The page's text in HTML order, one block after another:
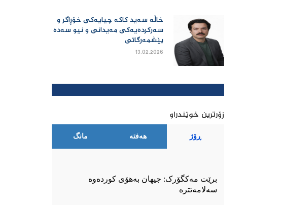
خاڵە سەید کاکە چیایەکی خۆڕاگر و
سەرکردەیەکی مەیدانی و نیو سەدە
پێشمەرگاتی
13.02.2026
زۆرترین خوێندراو
ڕۆژ هەفتە مانگ
برێت مەکگۆرک: جیهان بەهۆی کوردەوە
سەلامەتترە